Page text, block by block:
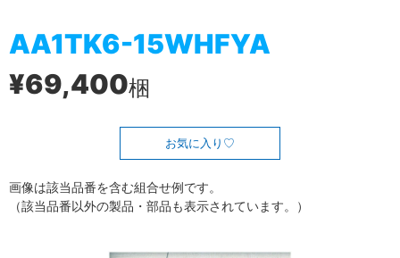
AA1TK6-15WHFYA
¥69,400梱
お気に入り
画像は該当品番を含む組合せ例です。
（該当品番以外の製品・部品も表示されています。）